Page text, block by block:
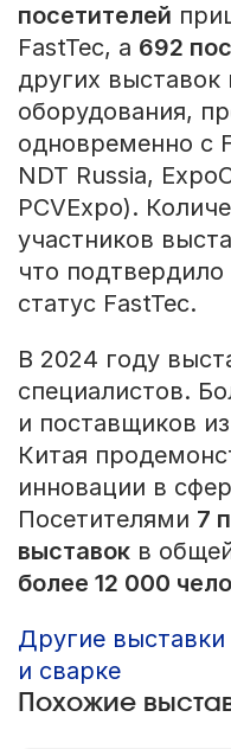
посетителей
FastTec, а 692
других
оборудования,
одновременно с
NDT Russia,
PCVExpo).
участников
что
статус FastTec.
В 2024 году
специалистов.
и поставщиков
Китая
инновации в
Посетителями 7
выставокв
более 12 000
Другие
и сварке
Похожие